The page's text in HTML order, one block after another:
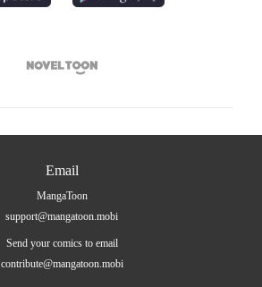

Email
MangaToon
support@mangatoon.mobi
Send your comics to email
contribute@mangatoon.mobi